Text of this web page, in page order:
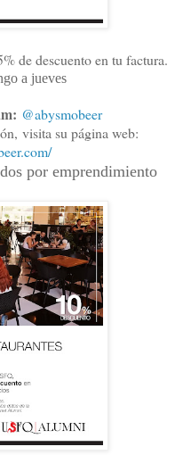
de descuento en tu factura.
a jueves
@abysmobeer
visita su página web:
por emprendimiento